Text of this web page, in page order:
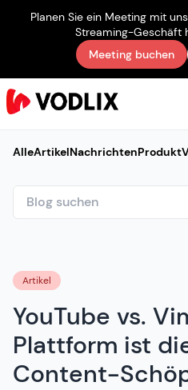
Planen Sie ein Meeting mit
Streaming-Geschäft
Meeting buchen
AlleArtikelNachrichtenProdukt
Artikel
YouTube vs.
Plattform ist
Content-